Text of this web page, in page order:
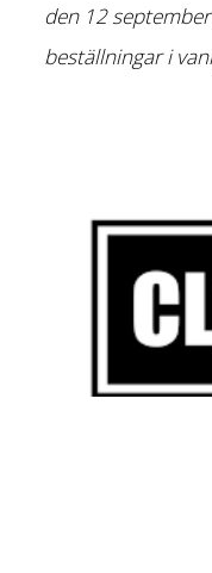
den 12
beställningar i